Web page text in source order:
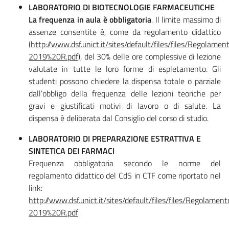
LABORATORIO DI BIOTECNOLOGIE FARMACEUTICHE
La frequenza in aula è obbligatoria. Il limite massimo di
assenze consentite è, come da regolamento didattico
(http://www.dsf.unict.it/sites/default/files/files/
2019%20R.pdf), del 30% delle ore complessive di lezione
valutate in tutte le loro forme di espletamento. Gli
studenti possono chiedere la dispensa totale o parziale
dall’obbligo della frequenza delle lezioni teoriche per
gravi e giustificati motivi di lavoro o di salute. La
dispensa è deliberata dal Consiglio del corso di studio.
LABORATORIO DI PREPARAZIONE ESTRATTIVA E
SINTETICA DEI FARMACI
Frequenza obbligatoria secondo le norme del
regolamento didattico del CdS in CTF come riportato nel
link:
http://www.dsf.unict.it/sites/default/files/files/
2019%20R.pdf